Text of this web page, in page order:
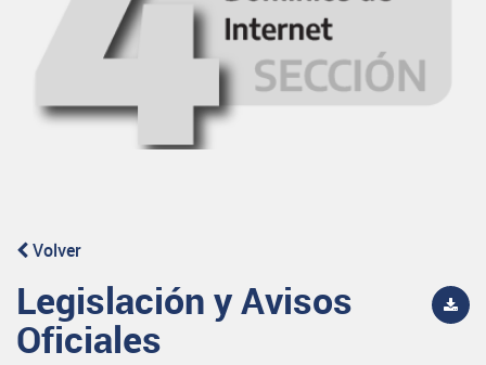
Volver
Legislación y Avisos
Oficiales